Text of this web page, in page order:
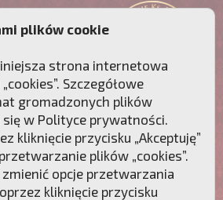
plików cookie
strona internetowa
Szczegółowe
gromadzonych plików
się w Polityce prywatności.
kliknięcie przycisku „Akceptuję”
plików „cookies”.
opcje przetwarzania
kliknięcie przycisku